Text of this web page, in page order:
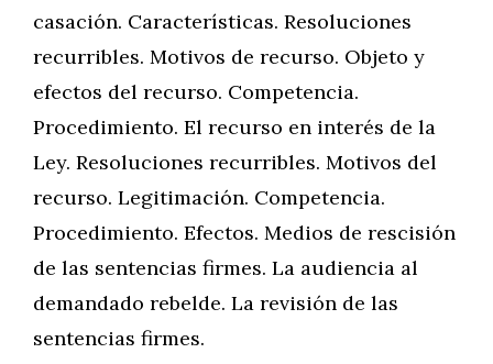
casación. Características. Resoluciones
recurribles. Motivos de recurso. Objeto y
efectos del recurso. Competencia.
Procedimiento. El recurso en interés de la
Ley. Resoluciones recurribles. Motivos del
recurso. Legitimación. Competencia.
Procedimiento. Efectos. Medios de rescisión
de las sentencias firmes. La audiencia al
demandado rebelde. La revisión de las
sentencias firmes.